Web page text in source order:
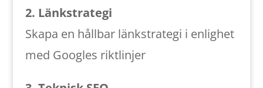
2. Länkstrategi
Skapa en hållbar länkstrategi i enlighet
med Googles riktlinjer